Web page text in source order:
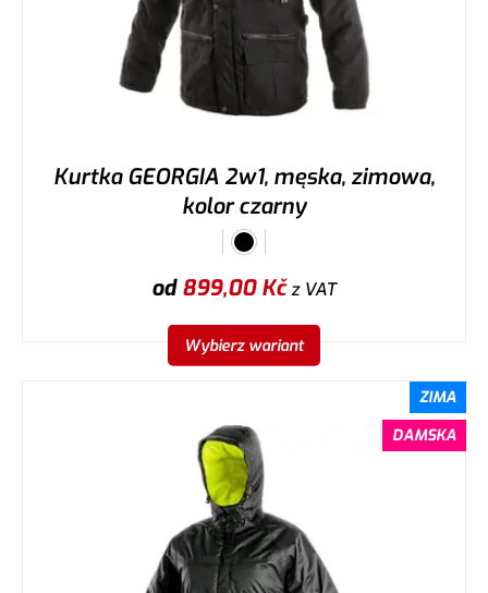
Kurtka GEORGIA 2w1, męska, zimowa,
kolor czarny
od899,00Kčz VAT
Wybierz wariant
ZIMA
DAMSKA